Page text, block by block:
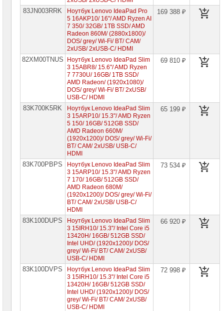
Brand
сетевое
СХД
компьютеров
Источники
бесперебойного
83JN003RRK
Ноутбук Lenovo IdeaPad Pro
5 16AKP10/ 16"/ AMD Ryzen AI
7 350/ 32GB/ 1TB SSD/ AMD
Radeon 860M/ (2880x1800)/
DOS/ grey/ Wi-Fi/ BT/ CAM/
2xUSB/ 2xUSB-C/ HDMI
169 388 ₽
82XM00TNUS
Ноутбук Lenovo IdeaPad Slim
3 15ABR8/ 15.6"/ AMD Ryzen
7 7730U/ 16GB/ 1TB SSD/
AMD Radeon/ (1920x1080)/
DOS/ grey/ Wi-Fi/ BT/ 2xUSB/
USB-C/ HDMI
69 810 ₽
83K700K5RK
Ноутбук Lenovo IdeaPad Slim
3 15ARP10/ 15.3"/ AMD Ryzen
5 150/ 16GB/ 512GB SSD/
AMD Radeon 660M/
(1920x1200)/ DOS/ grey/ Wi-Fi/
BT/ CAM/ 2xUSB/ USB-C/
HDMI
65 199 ₽
83K700PBPS
Ноутбук Lenovo IdeaPad Slim
3 15ARP10/ 15.3"/ AMD Ryzen
7 170/ 16GB/ 512GB SSD/
AMD Radeon 680M/
(1920x1200)/ DOS/ grey/ Wi-Fi/
BT/ CAM/ 2xUSB/ USB-C/
HDMI
73 534 ₽
83K100DUPS
Ноутбук Lenovo IdeaPad Slim
3 15IRH10/ 15.3"/ Intel Core i5
13420H/ 16GB/ 512GB SSD/
Intel UHD/ (1920x1200)/ DOS/
grey/ Wi-Fi/ BT/ CAM/ 2xUSB/
USB-C/ HDMI
66 920 ₽
83K100DVPS
Ноутбук Lenovo IdeaPad Slim
3 15IRH10/ 15.3"/ Intel Core i5
13420H/ 16GB/ 512GB SSD/
Intel UHD/ (1920x1200)/ DOS/
grey/ Wi-Fi/ BT/ CAM/ 2xUSB/
USB-C/ HDMI
72 998 ₽